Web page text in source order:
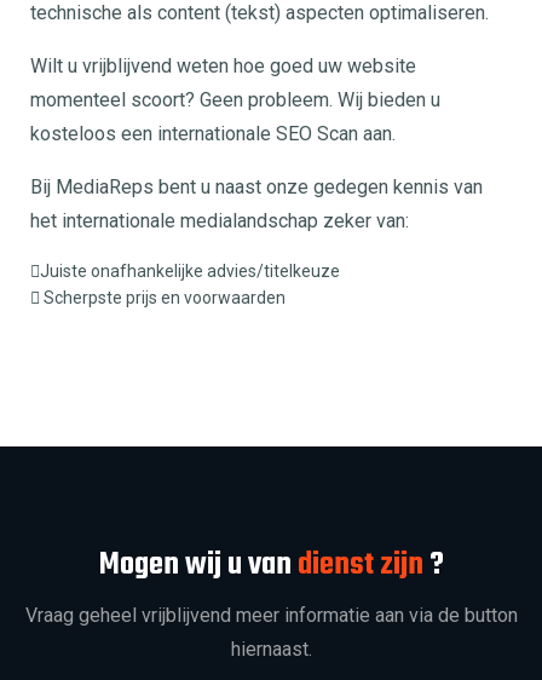
technische als content (tekst) aspecten optimaliseren.
Wilt u vrijblijvend weten hoe goed uw website
momenteel scoort? Geen probleem. Wij bieden u
kosteloos een internationale SEO Scan aan.
Bij MediaReps bent u naast onze gedegen kennis van
het internationale medialandschap zeker van:
Juiste onafhankelijke advies/titelkeuze
Scherpste prijs en voorwaarden
Mogen wij u vandienst zijn?
Vraag geheel vrijblijvend meer informatie aan via de button
hiernaast.